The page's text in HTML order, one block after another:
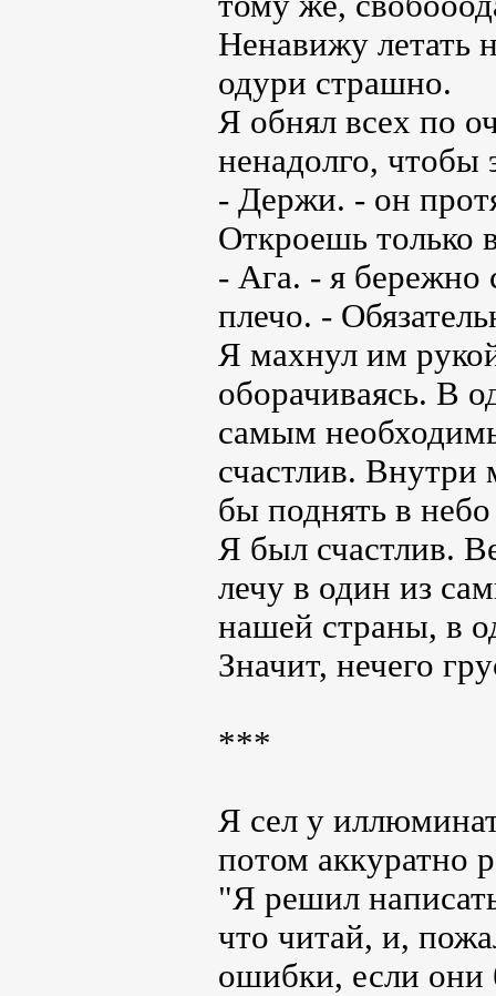
Ненавижу летать
одури страшно.
Я обнял всех по
ненадолго, чтобы
- Держи. - он
Откроешь только
- Ага. - я бережно
плечо. -
Я махнул им
оборачиваясь. В
самым
счастлив. Внутри
бы поднять в небо
Я был счастлив.
лечу в один из
нашей страны, в
Значит, нечего
***
Я сел у
потом аккуратно
"Я решил
что читай, и,
ошибки, если они